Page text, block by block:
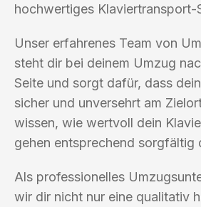
hochwertiges Klaviertransport-
Unser erfahrenes Team von
steht dir bei deinem Umzug
Seite und sorgt dafür, dass
sicher und unversehrt am
wissen, wie wertvoll dein
gehen entsprechend sorgfältig
Als professionelles
wir dir nicht nur eine qualitativ